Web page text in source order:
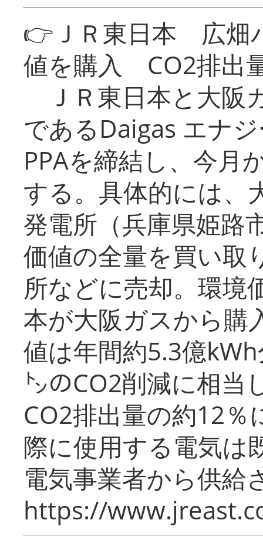
👉ＪＲ東日本 広畑
値を購入 CO2排出
ＪＲ東日本と大阪
であるDaigas エナ
PPAを締結し、今月
する。具体的には、
発電所（兵庫県姫路
価値の全量を買い取
所などに売却。環境
本が大阪ガスから購
値は年間約5.3億
㌧のCO2削減に相当
CO2排出量の約12％
際に使用する電気は
電気事業者から供給
https://